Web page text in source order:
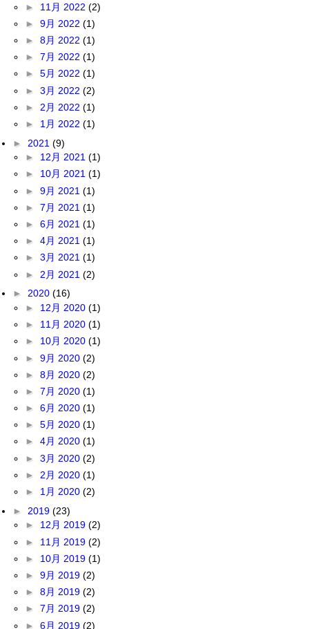
► 11月 2022 (2)
► 9月 2022 (1)
► 8月 2022 (1)
► 7月 2022 (1)
► 5月 2022 (1)
► 3月 2022 (2)
► 2月 2022 (1)
► 1月 2022 (1)
► 2021 (9)
► 12月 2021 (1)
► 10月 2021 (1)
► 9月 2021 (1)
► 7月 2021 (1)
► 6月 2021 (1)
► 4月 2021 (1)
► 3月 2021 (1)
► 2月 2021 (2)
► 2020 (16)
► 12月 2020 (1)
► 11月 2020 (1)
► 10月 2020 (1)
► 9月 2020 (2)
► 8月 2020 (2)
► 7月 2020 (1)
► 6月 2020 (1)
► 5月 2020 (1)
► 4月 2020 (1)
► 3月 2020 (2)
► 2月 2020 (1)
► 1月 2020 (2)
► 2019 (23)
► 12月 2019 (2)
► 11月 2019 (2)
► 10月 2019 (1)
► 9月 2019 (2)
► 8月 2019 (2)
► 7月 2019 (2)
► 6月 2019 (2)